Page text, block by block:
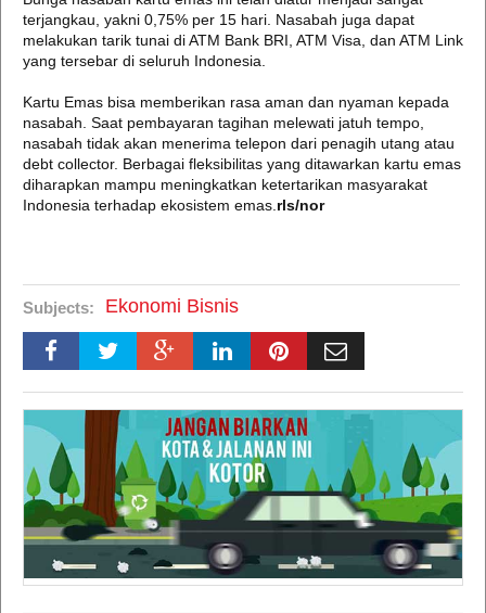
terjangkau, yakni 0,75% per 15 hari. Nasabah juga dapat
melakukan tarik tunai di ATM Bank BRI, ATM Visa, dan ATM Link
yang tersebar di seluruh Indonesia.
Kartu Emas bisa memberikan rasa aman dan nyaman kepada
nasabah. Saat pembayaran tagihan melewati jatuh tempo,
nasabah tidak akan menerima telepon dari penagih utang atau
debt collector. Berbagai fleksibilitas yang ditawarkan kartu emas
diharapkan mampu meningkatkan ketertarikan masyarakat
Indonesia terhadap ekosistem emas. rls/nor
Subjects: Ekonomi Bisnis